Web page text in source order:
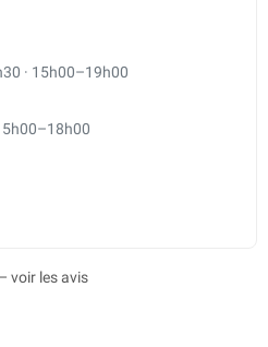
· 15h00–19h00
voir les avis